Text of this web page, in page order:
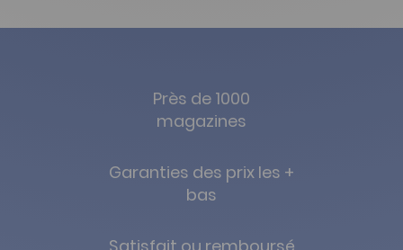
Près de 1000
magazines
Garanties des prix les +
bas